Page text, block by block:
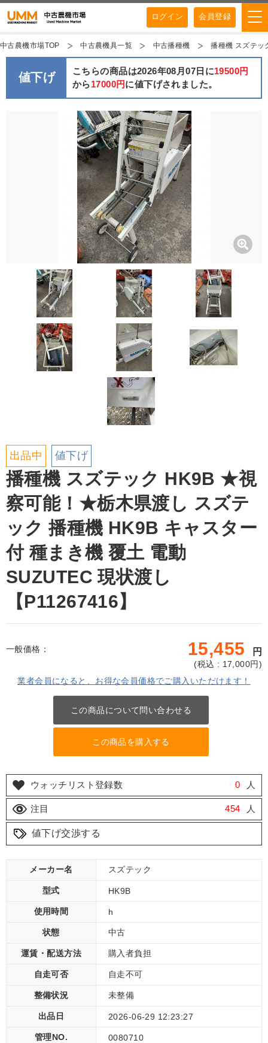
ログイン 会員登録
中古農機市場TOP 中古農機具一覧 中古播種機 播種機 スズテ
値下げ こちらの商品は2026年08月07日に19500円
から17000円に値下げされました。
出品中 値下げ
播種機 スズテック HK9B ★視
察可能！★栃木県渡し スズテ
ック 播種機 HK9B キャスター
付 種まき機 覆土 電動
SUZUTEC 現状渡し
【P11267416】
一般価格： 15,455 円
(税込 : 17,000円)
業者会員になると、お得な会員価格でご購入いただけます！
この商品について問い合わせる
この商品を購入する
ウォッチリスト登録数 0 人
注目 454 人
値下げ交渉する
メーカー名 スズテック
型式 HK9B
使用時間 h
状態 中古
運賃・配送方法 購入者負担
自走可否 自走不可
整備状況 未整備
出品日 2026-06-29 12:23:27
管理NO. 0080710